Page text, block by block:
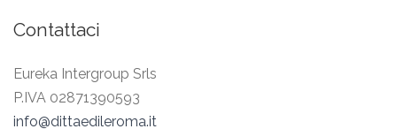
Contattaci
Eureka Intergroup Srls
P.IVA 02871390593
info@dittaedileroma.it